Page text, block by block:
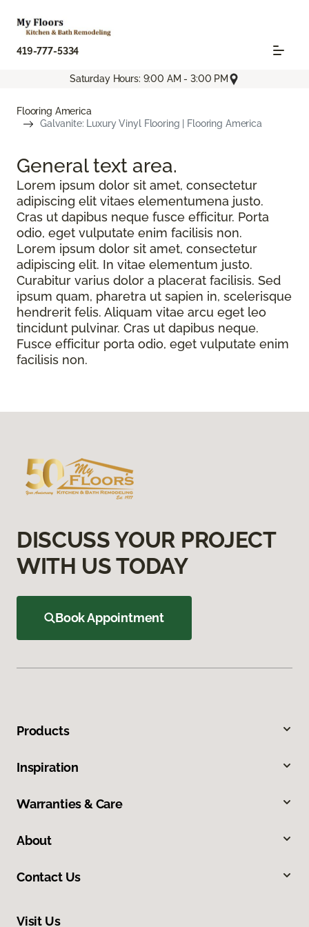
419-777-5334
Saturday Hours: 9:00 AM - 3:00 PM
Flooring America
Galvanite: Luxury Vinyl Flooring | Flooring America
General text area.
Lorem ipsum dolor sit amet, consectetur
adipiscing elit vitaes elementumena justo.
Cras ut dapibus neque fusce efficitur. Porta
odio, eget vulputate enim facilisis non.
Lorem ipsum dolor sit amet, consectetur
adipiscing elit. In vitae elementum justo.
Curabitur varius dolor a placerat facilisis. Sed
ipsum quam, pharetra ut sapien in, scelerisque
hendrerit felis. Aliquam vitae arcu eget leo
tincidunt pulvinar. Cras ut dapibus neque.
Fusce efficitur porta odio, eget vulputate enim
facilisis non.
DISCUSS YOUR PROJECT
WITH US TODAY
Book Appointment
Products
Inspiration
Warranties & Care
About
Contact Us
Visit Us